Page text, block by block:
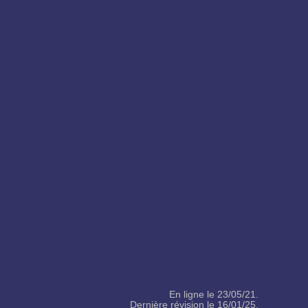
En ligne le 23/05/21.
Dernière révision le 16/01/25.